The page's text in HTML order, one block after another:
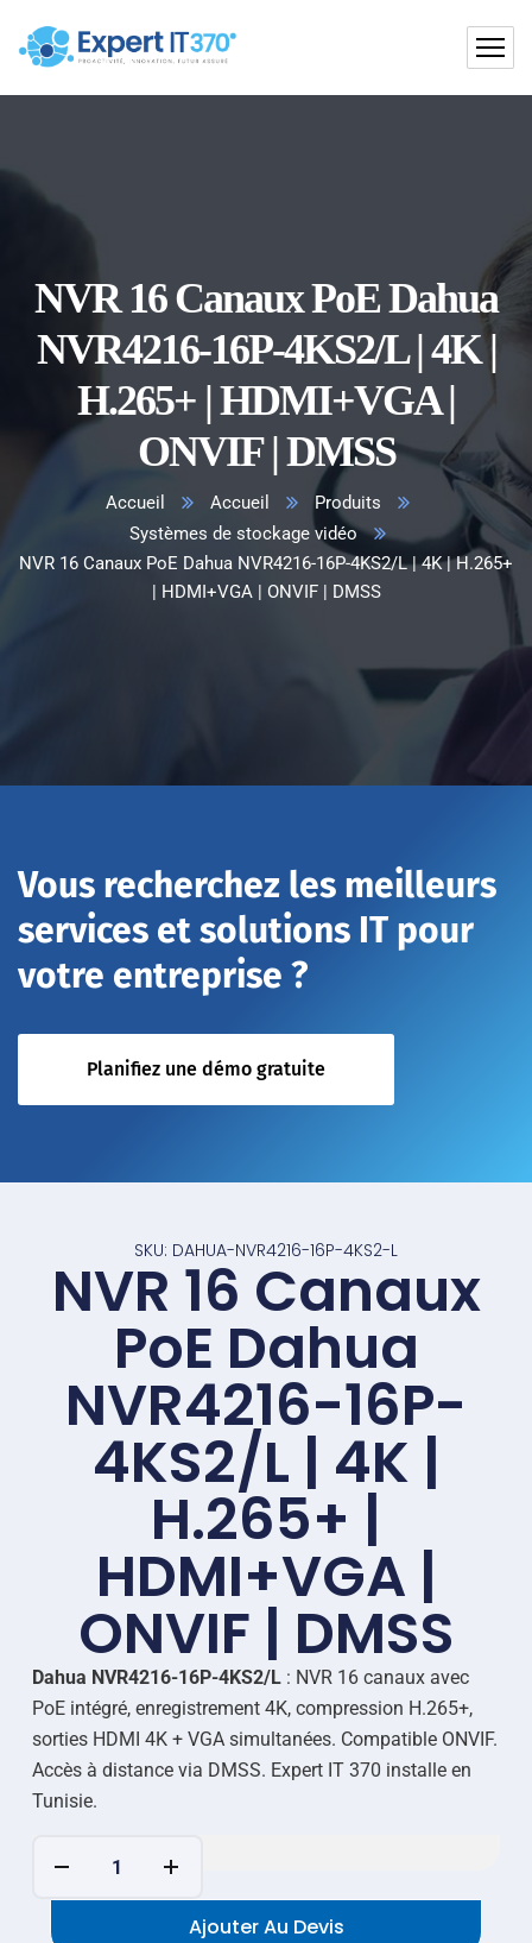
NVR 16 Canaux PoE Dahua
NVR4216-16P-4KS2/L | 4K |
H.265+ | HDMI+VGA |
ONVIF | DMSS
Accueil Accueil
Produits
Systèmes de stockage vidéo
NVR 16 Canaux PoE Dahua NVR4216-16P-4KS2/L | 4K | H.265+
| HDMI+VGA | ONVIF | DMSS
Vous recherchez les meilleurs
services et solutions IT pour
votre entreprise ?
Planifiez une démo gratuite
SKU: DAHUA-NVR4216-16P-4KS2-L
NVR 16 Canaux
PoE Dahua
NVR4216-16P-
4KS2/L | 4K |
H.265+ |
HDMI+VGA |
ONVIF | DMSS
Dahua NVR4216-16P-4KS2/L: NVR 16 canaux avec
PoE intégré, enregistrement 4K, compression H.265+,
sorties HDMI 4K + VGA simultanées. Compatible ONVIF.
Accès à distance via DMSS. Expert IT 370 installe en
Tunisie.
Ajouter Au Devis